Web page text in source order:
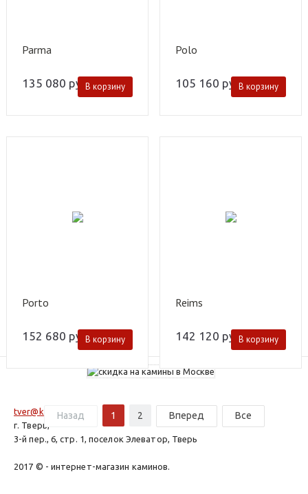
Parma
135 080 руб.В корзину
Polo
105 160 руб.В корзину
Porto
152 680 руб.В корзину
Reims
142 120 руб.В корзину
Назад 1 2 Вперед Все
tver@kamin.su
г. Тверь,
3-й пер., 6, стр. 1, поселок Элеватор, Тверь
2017 © - интернет-магазин каминов.